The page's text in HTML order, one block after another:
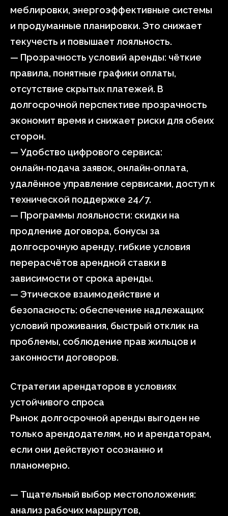
меблировки, энергоэффективные системы
и продуманные планировки. Это снижает
текучесть и повышает лояльность.
— Прозрачность условий аренды: чёткие
правила, понятные графики оплаты,
отсутствие скрытых платежей. В
долгосрочной перспективе прозрачность
экономит время и снижает риски для обеих
сторон.
— Удобство цифрового сервиса:
онлайн‑подача заявок, онлайн‑оплата,
удалённое управление сервисами, доступ к
технической поддержке 24/7.
— Программы лояльности: скидки на
продление договора, бонусы за
долгосрочную аренду, гибкие условия
перерасчётов арендной ставки в
зависимости от срока аренды.
— Этическое взаимодействие и
безопасность: обеспечение надлежащих
условий проживания, быстрый отклик на
проблемы, соблюдение прав жильцов и
законности договоров.
Стратегии арендаторов в условиях
устойчивого спроса
Рынок долгосрочной аренды выгоден не
только арендодателям, но и арендаторам,
если они действуют осознанно и
планомерно.
— Тщательный выбор местоположения:
анализ рабочих маршрутов,